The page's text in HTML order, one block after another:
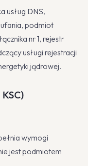
usług DNS,
podmiot
nr 1, rejestr
usługi rejestracji
jądrowej.
wymogi
jest podmiotem